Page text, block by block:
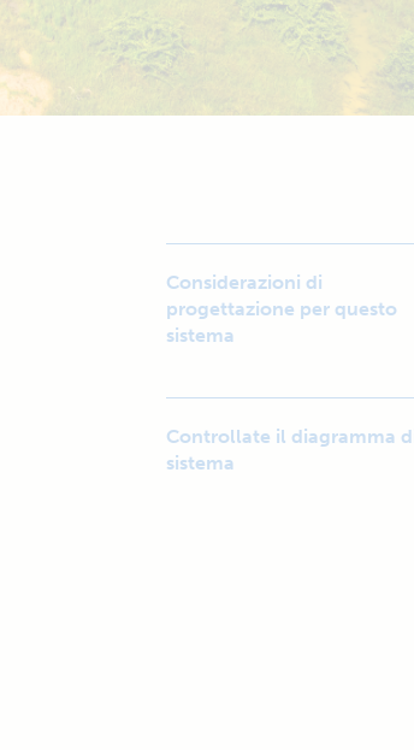
Considerazioni di
progettazione per questo
sistema
Controllate il diagramma
sistema